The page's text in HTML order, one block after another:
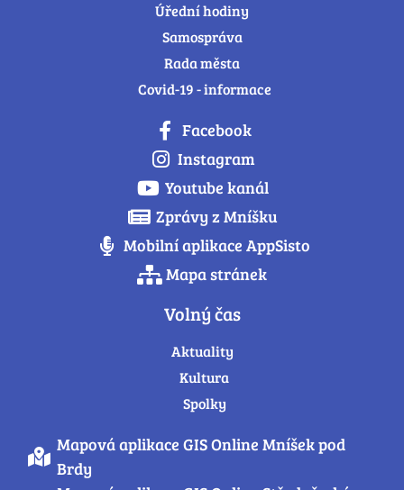
Úřední hodiny
Samospráva
Rada města
Covid-19 - informace
Facebook
Instagram
Youtube kanál
Zprávy z Mníšku
Mobilní aplikace AppSisto
Mapa stránek
Volný čas
Aktuality
Kultura
Spolky
Mapová aplikace GIS Online Mníšek pod
Brdy